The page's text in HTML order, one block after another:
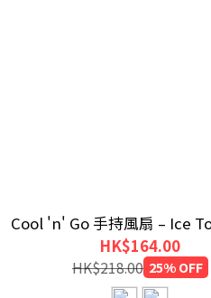
Cool 'n' Go 手持風扇 – Ice
HK$164.00
HK$218.00 25% OFF